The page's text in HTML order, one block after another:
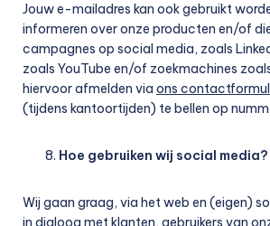
Jouw e-mailadres kan ook gebruikt
informeren over onze producten en/of
campagnes op social media, zoals
zoals YouTube en/of zoekmachines
hiervoor afmelden via ons
(tijdens kantoortijden) te bellen op
Hoe gebruiken wij social media?
Wij gaan graag, via het web en (eigen)
in dialoog met klanten, gebruikers van